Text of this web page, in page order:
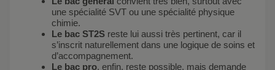
une spécialité SVT ou une spécialité physique
chimie.
Le bac ST2S reste lui aussi très pertinent, car il
s’inscrit naturellement dans une logique de soins et
d’accompagnement.
Le bac pro, enfin, reste possible, mais demande